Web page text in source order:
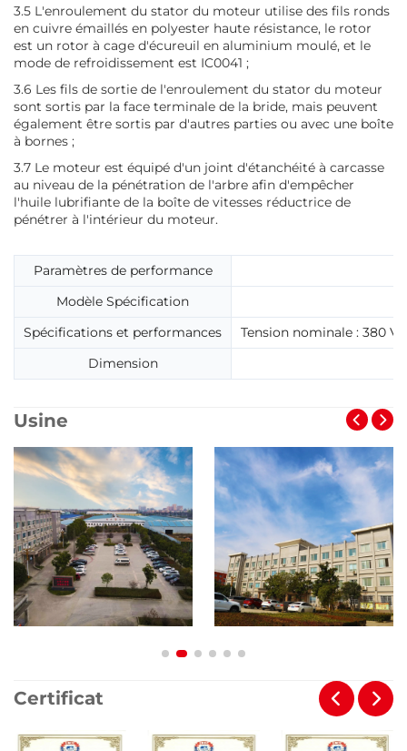
3.5 L'enroulement du stator du moteur utilise des fils ronds
en cuivre émaillés en polyester haute résistance, le rotor
est un rotor à cage d'écureuil en aluminium moulé, et le
mode de refroidissement est IC0041 ;
3.6 Les fils de sortie de l'enroulement du stator du moteur
sont sortis par la face terminale de la bride, mais peuvent
également être sortis par d'autres parties ou avec une boîte
à bornes ;
3.7 Le moteur est équipé d'un joint d'étanchéité à carcasse
au niveau de la pénétration de l'arbre afin d'empêcher
l'huile lubrifiante de la boîte de vitesses réductrice de
pénétrer à l'intérieur du moteur.
Paramètres de performance
Modèle Spécification
Spécifications et performances
Tension nominale : 380 V
Dimension
Usine
Certificat